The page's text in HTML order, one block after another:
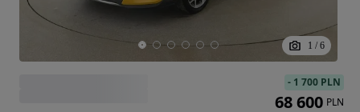
1 / 6
- 1 700 PLN
68 600 PLN